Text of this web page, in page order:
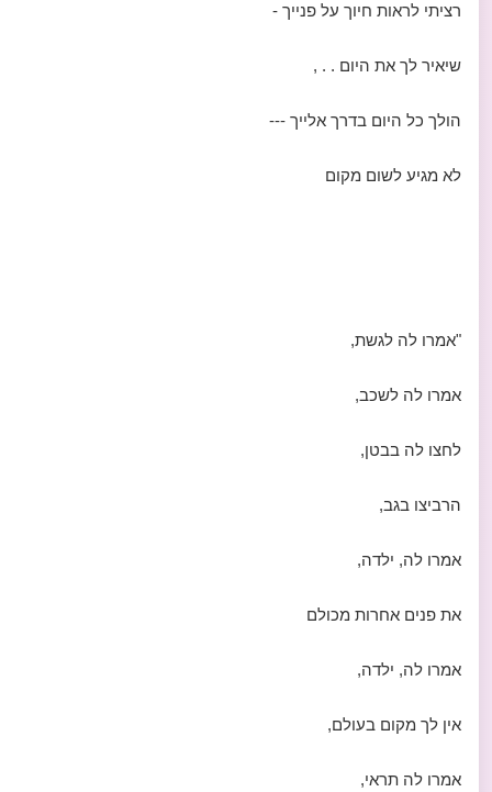
רציתי לראות חיוך על פנייך -
שיאיר לך את היום . . ,
הולך כל היום בדרך אלייך ---
לא מגיע לשום מקום
"אמרו לה לגשת,
אמרו לה לשכב,
לחצו לה בבטן,
הרביצו בגב,
אמרו לה, ילדה,
את פנים אחרות מכולם
אמרו לה, ילדה,
אין לך מקום בעולם,
אמרו לה תראי,